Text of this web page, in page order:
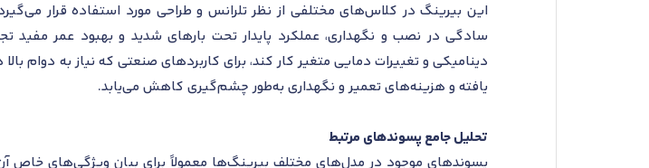
این بیرینگ در کلاس‌های مختلفی از نظر تلرانس و طراحی مورد استفاده قرار
سادگی در نصب و نگهداری، عملکرد پایدار تحت بارهای شدید و بهبود عمر مفید
دینامیکی و تغییرات دمایی متغیر کار کند، برای کاربردهای صنعتی که نیاز به دوام
یافته و هزینه‌های تعمیر و نگهداری به‌طور چشم‌گیری کاهش می‌یابد.
تحلیل جامع پسوندهای مرتبط
پسوندهای موجود در مدل‌های مختلف بیرینگ‌ها معمولاً برای بیان ویژگی‌های خاص